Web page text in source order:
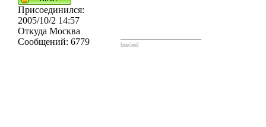
Присоединился:
2005/10/2 14:57
Откуда Москва
Сообщений: 6779 [икс́эм]